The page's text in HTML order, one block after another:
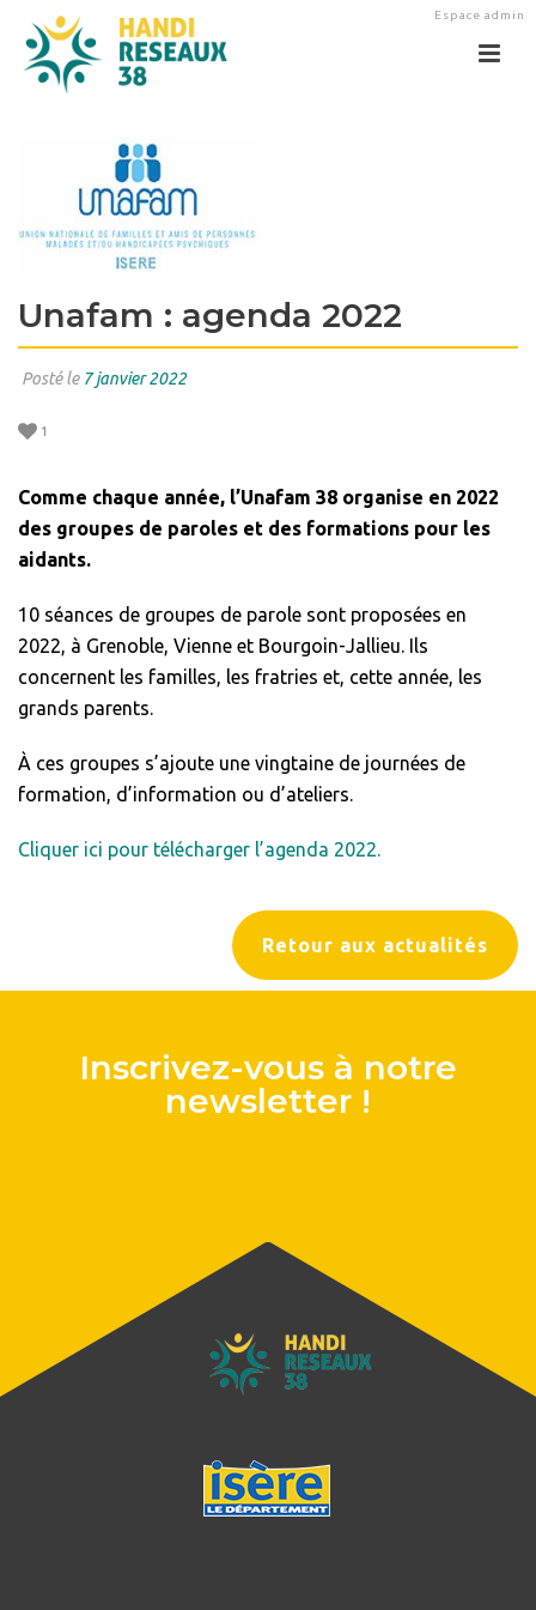
Espace admin
Unafam : agenda 2022
Posté le 7 janvier 2022
1
Retour aux actualités
Comme chaque année, l’Unafam 38 organise en 2022
des groupes de paroles et des formations pour les
aidants.
10 séances de groupes de parole sont proposées en
2022, à Grenoble, Vienne et Bourgoin-Jallieu. Ils
concernent les familles, les fratries et, cette année, les
grands parents.
À ces groupes s’ajoute une vingtaine de journées de
formation, d’information ou d’ateliers.
Cliquer ici pour télécharger l’agenda 2022.
Inscrivez-vous à notre
newsletter !